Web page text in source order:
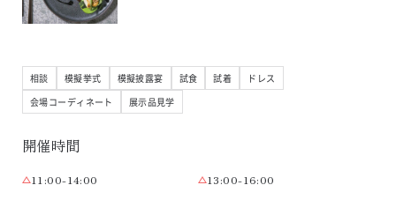
相談 模擬挙式 模擬披露宴 試食 試着
ドレス
会場コーディネート
展示品見学
開催時間
11:00-14:00
13:00-16:00